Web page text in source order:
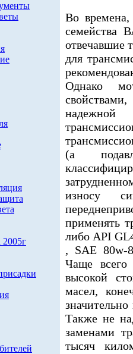
Во времена,
семейства
отвечавшие
для
Однако
(а
износу
применять
либо API
, SAE 80w-
Чаще всего
высокой
масел,
Также не
заменами
тысяч